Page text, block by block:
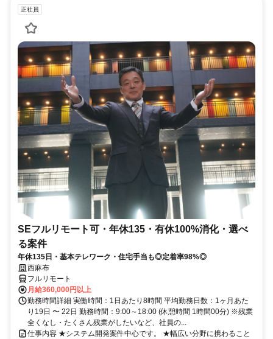
正社員
SEフルリモート可・年休135・有休100%消化・選べ
る案件
年休135日・基本テレワーク・住宅手当も◎定着率98%◎
西麻布
フルリモート
月給360,000円以上
勤務時間詳細 実働時間：1日あたり8時間 平均勤務日数：1ヶ月あた
り19日 〜 22日 勤務時間：9:00～18:00 (休憩時間 1時間00分) ※残業
全くなし・たくさん残業がしたいなど、社員の...
仕事内容 ★システム開発案件中心です。 ★幅広い分野に携わること